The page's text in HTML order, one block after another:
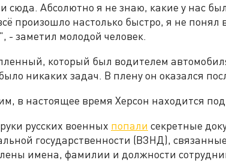
сюда. Абсолютно я не знаю, какие у нас
произошло настолько быстро, я не
- заметил молодой человек.
который был водителем
никаких задач. В плену он оказался
в настоящее время Херсон находится
русских военных попали секретные
государственности (ВЗНД),
имена, фамилии и должности